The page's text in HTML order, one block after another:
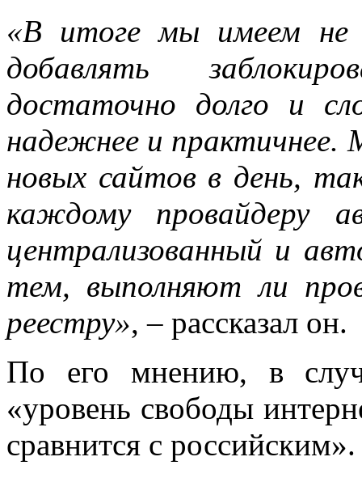
«В итоге мы имеем не
добавлять
достаточно долго и
надежнее и
новых сайтов в день,
каждому провайдеру
централизованный и
тем, выполняют ли
реестру», – рассказал он.
По его мнению, в
«уровень свободы
сравнится с российским».